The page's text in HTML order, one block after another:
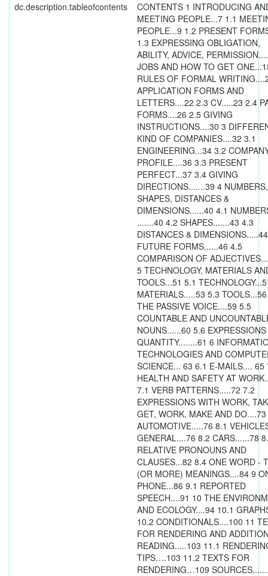
dc.description.tableofcontents
CONTENTS 1 INTRODUCING
MEETING PEOPLE...7 1.1
PEOPLE...9 1.2 PRESENT
1.3 EXPRESSING OBLIGATION,
ABILITY, ADVICE,
JOBS AND HOW TO GET
RULES OF FORMAL
APPLICATION FORMS AND
LETTERS....22 2.3 CV.....23 2.4
FORMS....26 2.5 GIVING
INSTRUCTIONS....30 3
KIND OF COMPANIES....32 3.1
ENGINEERING...34 3.2
PROFILE....36 3.3 PRESENT
PERFECT...37 3.4 GIVING
DIRECTIONS.......39 4 NUMBERS,
SHAPES, DISTANCES &
DIMENSIONS......40 4.1
.......40 4.2 SHAPES.......43 4.3
DISTANCES &
FUTURE FORMS......46 4.5
COMPARISON OF
5 TECHNOLOGY, MATERIALS
TOOLS...51 5.1
MATERIALS.....53 5.3
THE PASSIVE VOICE....59 5.5
COUNTABLE AND
NOUNS......60 5.6
QUANTITY........61 6
TECHNOLOGIES AND
SCIENCE... 63 6.1 E-MAILS.... 65
HEALTH AND SAFETY AT
7.1 VERB PATTERNS.....72 7.2
EXPRESSIONS WITH WORK,
GET, WORK, MAKE AND
AUTOMOTIVE.....76 8.1
GENERAL....76 8.2 CARS......78
RELATIVE PRONOUNS AND
CLAUSES...82 8.4 ONE WORD -
(OR MORE) MEANINGS....84 9
PHONE...86 9.1 REPORTED
SPEECH....91 10 THE
AND ECOLOGY....94 10.1
10.2 CONDITIONALS....100 11
FOR RENDERING AND
READING.....103 11.1
TIPS….103 11.2 TEXTS FOR
RENDERING…109